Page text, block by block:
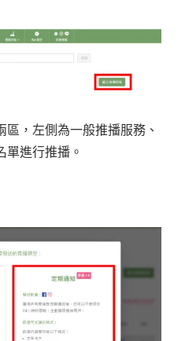
，左側為一般推播服務、
單進行推播。